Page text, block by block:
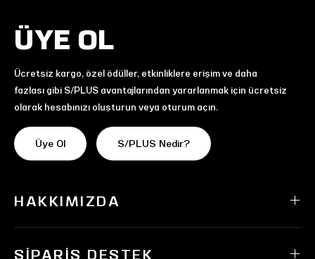
ÜYE OL
Ücretsiz kargo, özel ödüller, etkinliklere erişim ve daha
fazlası gibi S/PLUS avantajlarından yararlanmak için ücretsiz
olarak hesabınızı oluşturun veya oturum açın.
Üye Ol S/PLUS Nedir?
HAKKIMIZDA
SIPARIŞ DESTEK